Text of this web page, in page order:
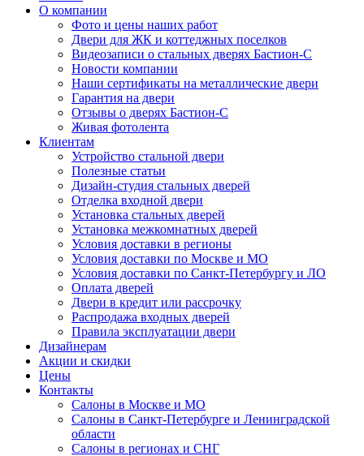
О компании
Фото и цены наших работ
Двери для ЖК и коттеджных поселков
Видеозаписи о стальных дверях Бастион-С
Новости компании
Наши сертификаты на металлические двери
Гарантия на двери
Отзывы о дверях Бастион-С
Живая фотолента
Клиентам
Устройство стальной двери
Полезные статьи
Дизайн-студия стальных дверей
Отделка входной двери
Установка стальных дверей
Установка межкомнатных дверей
Условия доставки в регионы
Условия доставки по Москве и МО
Условия доставки по Санкт-Петербургу и ЛО
Оплата дверей
Двери в кредит или рассрочку
Распродажа входных дверей
Правила эксплуатации двери
Дизайнерам
Акции и скидки
Цены
Контакты
Салоны в Москве и МО
Салоны в Санкт-Петербурге и Ленинградской
области
Салоны в регионах и СНГ